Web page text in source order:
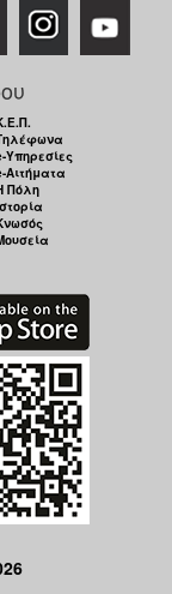
Υπηρεσίες
Αιτήματα
Πόλη